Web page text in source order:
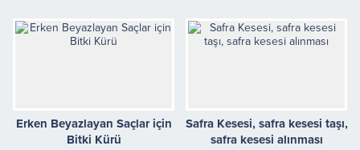
Erken Beyazlayan Saçlar için
Bitki Kürü
Safra Kesesi, safra kesesi taşı,
safra kesesi alınması